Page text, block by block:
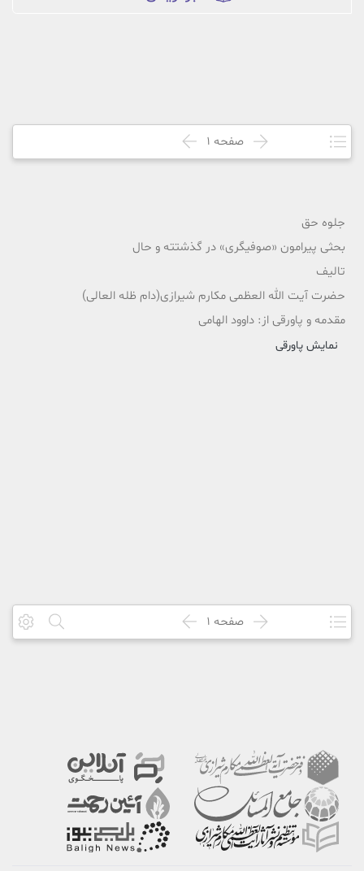
صفحه 1
جلوه حق
بحثی پیرامون «صوفیگری» در گذشتته و حال
تالیف
حضرت آیت الله العظمی مکارم شیرازی(دام ظله العالی)
مقدمه و پاورقی از: داوود الهامی
نمایش پاورقی
صفحه 1